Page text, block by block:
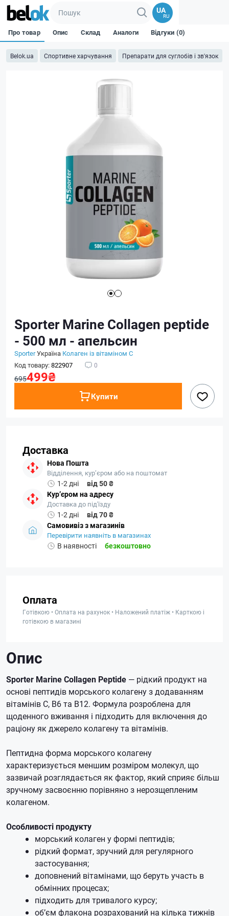
UA
RU
Belok.ua Спортивне харчування Препарати для суглобів і зв'язок
Про товар Опис Склад Аналоги Відгуки (0)
Sporter Marine Collagen peptide
- 500 мл - апельсин
SporterУкраїна Колаген із вітаміном C
Код товару:822907 0
695499₴
Купити
Доставка
Нова Пошта
Відділення, кур’єром або на поштомат
1-2 дні
від 50 ₴
Кур’єром на адресу
Доставка до під'їзду
1-2 дні
від 70 ₴
Самовивіз з магазинів
Перевірити наявніть в магазинах
В наявності безкоштовно
Оплата
Готівкою • Оплата на рахунок • Наложений платіж • Карткою і
готівкою в магазині
Опис
Sporter Marine Collagen Peptide — рідкий продукт на
основі пептидів морського колагену з додаванням
вітамінів C, B6 та B12. Формула розроблена для
щоденного вживання і підходить для включення до
раціону як джерело колагену та вітамінів.
Пептидна форма морського колагену
характеризується меншим розміром молекул, що
зазвичай розглядається як фактор, який сприяє більш
зручному засвоєнню порівняно з нерозщепленим
колагеном.
Особливості продукту
морський колаген у формі пептидів;
рідкий формат, зручний для регулярного
застосування;
доповнений вітамінами, що беруть участь в
обмінних процесах;
підходить для тривалого курсу;
об’єм флакона розрахований на кілька тижнів